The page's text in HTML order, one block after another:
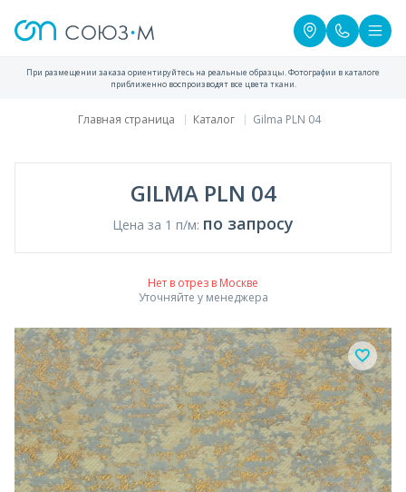
При размещении заказа ориентируйтесь на реальные образцы. Фотографии в каталоге
приближенно воспроизводят все цвета ткани.
Главная страница Каталог Gilma PLN 04
GILMA PLN 04
Цена за 1 п/м: по запросу
Нет в отрез в Москве
Уточняйте у менеджера